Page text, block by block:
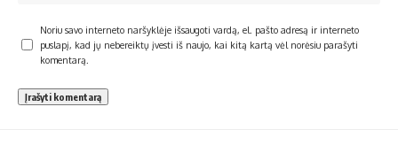
Noriu savo interneto naršyklėje išsaugoti vardą, el. pašto adresą ir interneto
puslapį, kad jų nebereiktų įvesti iš naujo, kai kitą kartą vėl norėsiu parašyti
komentarą.